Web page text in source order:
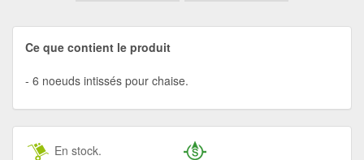
Ce que contient le produit
6 noeuds intissés pour chaise.
En stock.